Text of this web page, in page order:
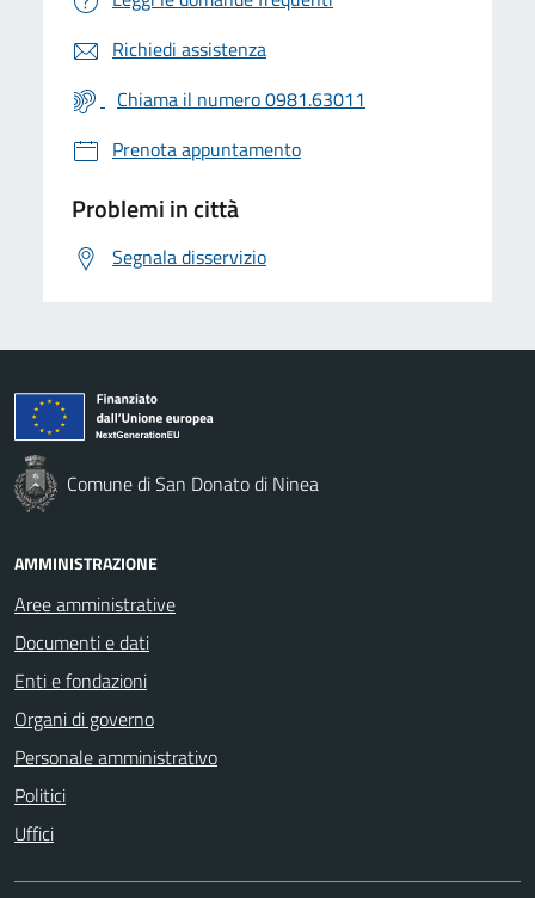
Richiedi assistenza
Chiama il numero 0981.63011
Prenota appuntamento
Problemi in città
Segnala disservizio
Comune di San Donato di Ninea
AMMINISTRAZIONE
Aree amministrative
Documenti e dati
Enti e fondazioni
Organi di governo
Personale amministrativo
Politici
Uffici